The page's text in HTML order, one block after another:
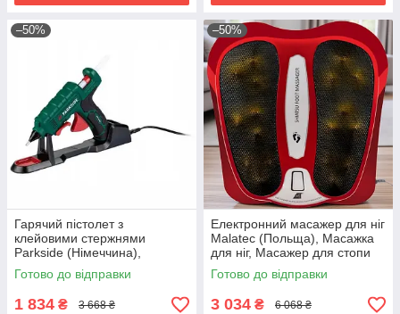
–50%
Гарячий пістолет з
клейовими стержнями
Parkside (Німеччина),
Пістолет термоклей, Пістолет
для термоклею, RYH
Готово до відправки
1 834 ₴ 3 668 ₴
–50%
Електронний масажер для ніг
Malatec (Польща), Масажка
для ніг, Масажер для стопи
ніг, Масажер для м'язів ніг
електричний, RYH
Готово до відправки
3 034 ₴ 6 068 ₴